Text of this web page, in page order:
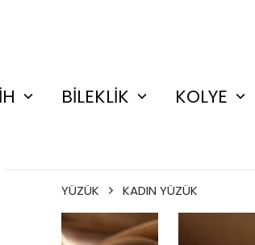
BİLEKLİK KOLYE
YÜZÜK KADIN YÜZÜK